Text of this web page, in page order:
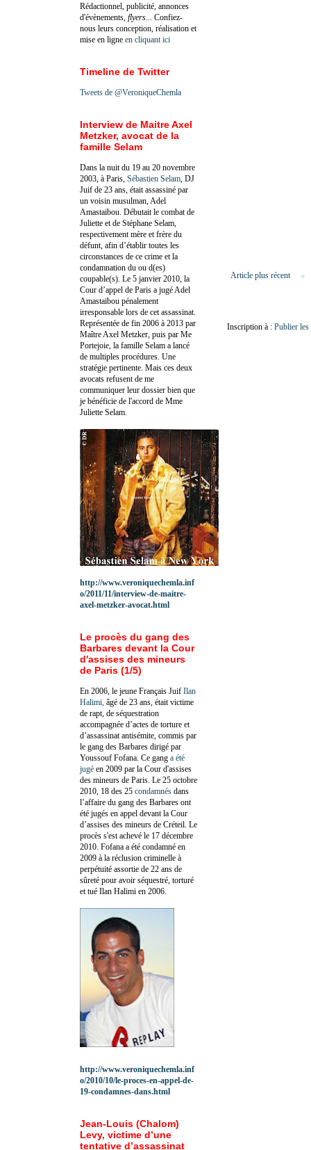
Article plus récent
Inscription à : Publier
Rédactionnel, publicité, annonces
d'évènements, flyers ... Confiez-
nous leurs conception, réalisation et
mise en ligne en cliquant ici
Timeline de Twitter
Tweets de @VeroniqueChemla
Interview de Maitre Axel
Metzker, avocat de la
famille Selam
Dans la nuit du 19 au 20 novembre
2003, à Paris, Sébastien Selam , DJ
Juif de 23 ans, était assassiné par
un voisin musulman, Adel
Amastaibou. Débutait le combat de
Juliette et de Stéphane Selam,
respectivement mère et frère du
défunt, afin d’établir toutes les
circonstances de ce crime et la
condamnation du ou d(es)
coupable(s). Le 5 janvier 2010, la
Cour d’appel de Paris a jugé Adel
Amastaibou pénalement
irresponsable lors de cet assassinat.
Représentée de fin 2006 à 2013 par
Maître Axel Metzker, puis par Me
Portejoie, la famille Selam a lancé
de multiples procédures. Une
stratégie pertinente. Mais ces deux
avocats refusent de me
communiquer leur dossier bien que
je bénéficie de l'accord de Mme
Juliette Selam.
http://www.veroniquechemla.inf
o/2011/11/interview-de-maitre-
axel-metzker-avocat.html
Le procès du gang des
Barbares devant la Cour
d'assises des mineurs
de Paris (1/5)
En 2006, le jeune Français Juif Ilan
Halimi, âgé de 23 ans, était victime
de rapt, de séquestration
accompagnée d’actes de torture et
d’assassinat antisémite, commis par
le gang des Barbares dirigé par
Youssouf Fofana. Ce gang a été
jugé en 2009 par la Cour d'assises
des mineurs de Paris. Le 25 octobre
2010, 18 des 25 condamnés dans
l’affaire du gang des Barbares ont
été jugés en appel devant la Cour
d’assises des mineurs de Créteil. Le
procès s'est achevé le 17 décembre
2010. Fofana a été condamné en
2009 à la réclusion criminelle à
perpétuité assortie de 22 ans de
sûreté pour avoir séquestré, torturé
et tué Ilan Halimi en 2006.
http://www.veroniquechemla.inf
o/2010/10/le-proces-en-appel-de-
19-condamnes-dans.html
Jean-Louis (Chalom)
Levy, victime d’une
tentative d’assassinat